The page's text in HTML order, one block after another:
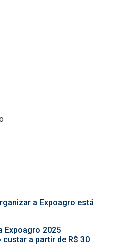
a Expoagro está
Expoagro 2025
custar a partir de R$ 30